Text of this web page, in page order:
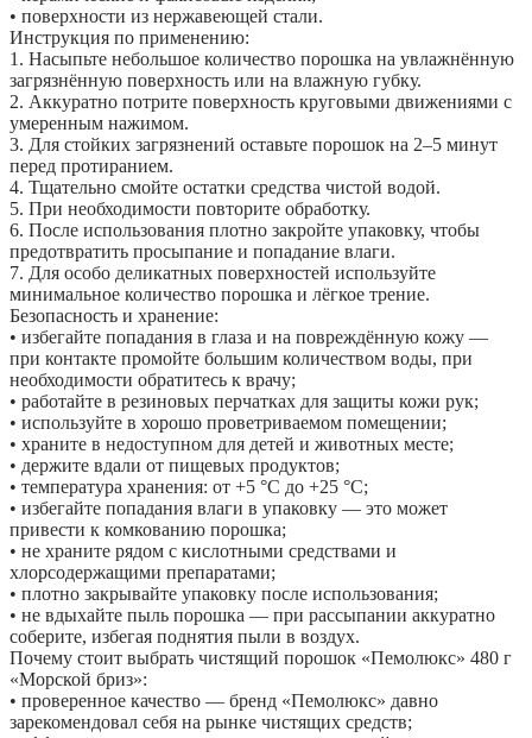
• поверхности из нержавеющей стали.
Инструкция по применению:
1. Насыпьте небольшое количество порошка на увлажнённую
загрязнённую поверхность или на влажную губку.
2. Аккуратно потрите поверхность круговыми движениями с
умеренным нажимом.
3. Для стойких загрязнений оставьте порошок на 2–5 минут
перед протиранием.
4. Тщательно смойте остатки средства чистой водой.
5. При необходимости повторите обработку.
6. После использования плотно закройте упаковку, чтобы
предотвратить просыпание и попадание влаги.
7. Для особо деликатных поверхностей используйте
минимальное количество порошка и лёгкое трение.
Безопасность и хранение:
• избегайте попадания в глаза и на повреждённую кожу —
при контакте промойте большим количеством воды, при
необходимости обратитесь к врачу;
• работайте в резиновых перчатках для защиты кожи рук;
• используйте в хорошо проветриваемом помещении;
• храните в недоступном для детей и животных месте;
• держите вдали от пищевых продуктов;
• температура хранения: от +5 °C до +25 °C;
• избегайте попадания влаги в упаковку — это может
привести к комкованию порошка;
• не храните рядом с кислотными средствами и
хлорсодержащими препаратами;
• плотно закрывайте упаковку после использования;
• не вдыхайте пыль порошка — при рассыпании аккуратно
соберите, избегая поднятия пыли в воздух.
Почему стоит выбрать чистящий порошок «Пемолюкс» 480 г
«Морской бриз»:
• проверенное качество — бренд «Пемолюкс» давно
зарекомендовал себя на рынке чистящих средств;